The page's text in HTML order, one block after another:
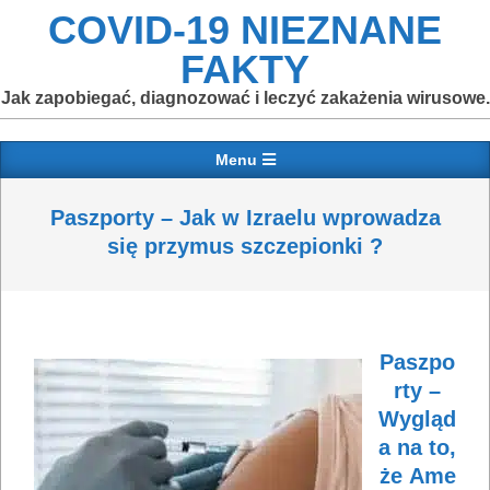
COVID-19 NIEZNANE
FAKTY
Jak zapobiegać, diagnozować i leczyć zakażenia wirusowe.
Navigation
Menu
Paszporty – Jak w Izraelu wprowadza
się przymus szczepionki ?
Paszpo
rty –
Wygląd
a na to,
że Ame